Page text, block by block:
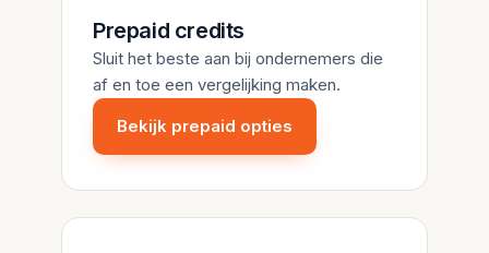
Prepaid credits
Sluit het beste aan bij ondernemers die
af en toe een vergelijking maken.
Bekijk prepaid opties